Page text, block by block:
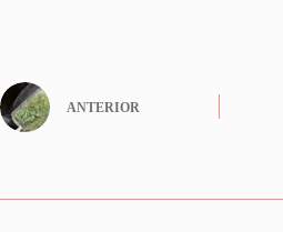
ANTERIOR